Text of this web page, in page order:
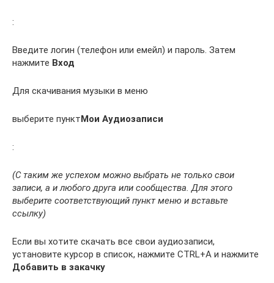
:
Введите логин (телефон или емейл) и пароль. Затем
нажмите Вход
Для скачивания музыки в меню
выберите пунктМои Аудиозаписи
:
(С таким же успехом можно выбрать не только свои
записи, а и любого друга или сообщества. Для этого
выберите соответствующий пункт меню и вставьте
ссылку)
Если вы хотите скачать все свои аудиозаписи,
установите курсор в список, нажмите CTRL+A и нажмите
Добавить в закачку